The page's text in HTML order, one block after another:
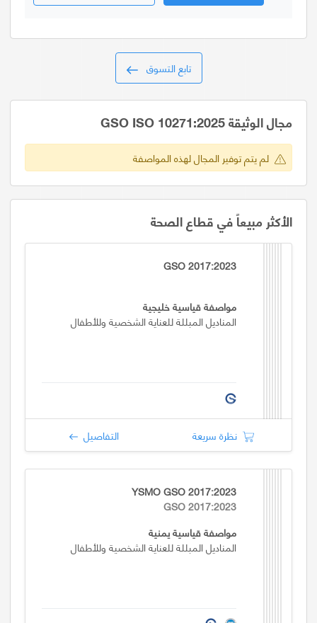
تابع التسوق
مجال الوثيقة GSO ISO 10271:2025
لم يتم توفير المجال لهذه المواصفة
الأكثر مبيعاً في قطاع الصحة
GSO 2017:2023
مواصفة قياسية خليجية
المناديل المبللة للعناية الشخصية وللأطفال
نظرة سريعة التفاصيل
YSMO GSO 2017:2023
GSO 2017:2023
مواصفة قياسية يمنية
المناديل المبللة للعناية الشخصية وللأطفال